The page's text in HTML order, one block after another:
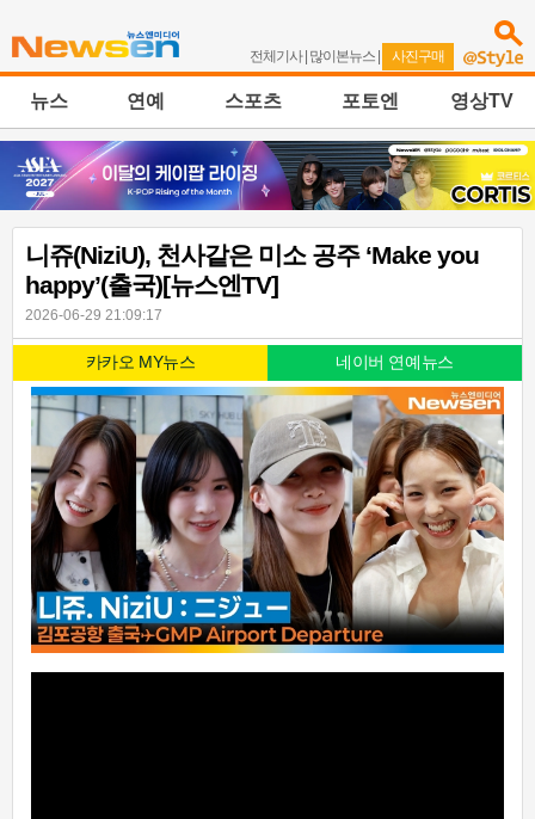
전체기사| 많이본뉴스 | 사진구매
뉴스 연예 스포츠 포토엔 영상TV
니쥬(NiziU), 천사같은 미소 공주 ‘Make you
happy’(출국)[뉴스엔TV]
2026-06-29 21:09:17
카카오 MY뉴스 네이버 연예뉴스